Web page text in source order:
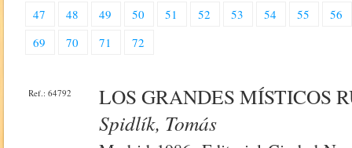
47
48 49 50 51 52 53 54 55
56
69
70 71 72
Ref.: 64792
LOS GRANDES MÍSTICOS
Spidlík, Tomás